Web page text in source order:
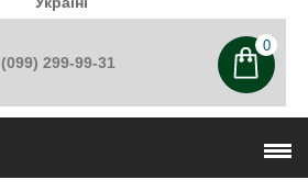
(099) 299-99-31
0